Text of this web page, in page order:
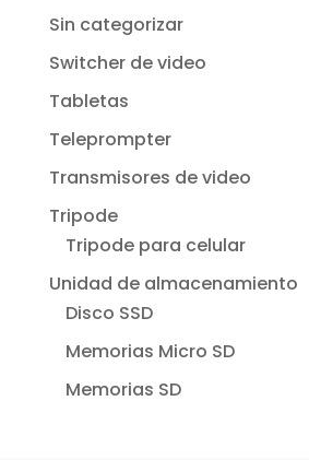
Sin categorizar
Switcher de video
Tabletas
Teleprompter
Transmisores de video
Tripode
Tripode para celular
Unidad de almacenamiento
Disco SSD
Memorias Micro SD
Memorias SD